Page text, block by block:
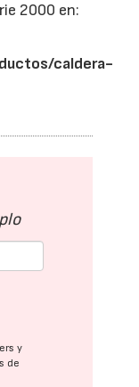
2000 en:
caldera-
y
de